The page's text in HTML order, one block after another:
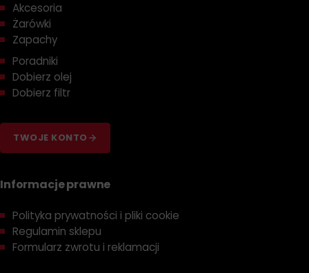
Akcesoria
Żarówki
Zapachy
Poradniki
Dobierz olej
Dobierz filtr
TWOJE KONTO
Informacje prawne
Polityka prywatności i pliki cookie
Regulamin sklepu
Formularz zwrotu i reklamacji